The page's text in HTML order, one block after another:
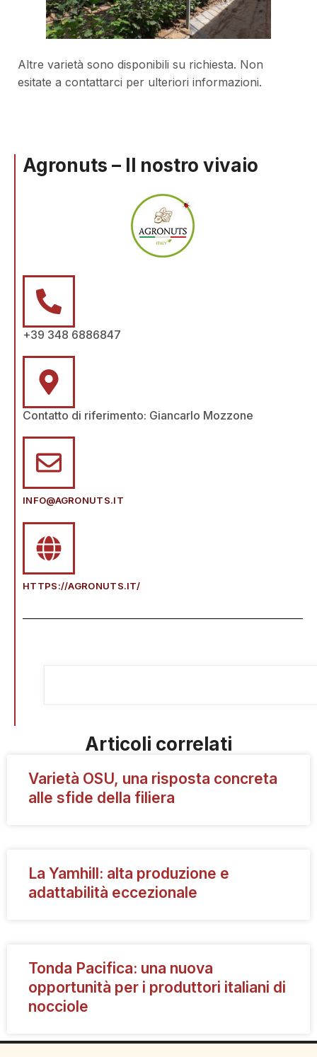
Altre varietà sono disponibili su richiesta. Non
esitate a contattarci per ulteriori informazioni.
Agronuts – Il nostro vivaio
+39 348 6886847
Contatto di riferimento: Giancarlo Mozzone
INFO@AGRONUTS.IT
HTTPS://AGRONUTS.IT/
Articoli correlati
Varietà OSU, una risposta concreta
alle sfide della filiera
La Yamhill: alta produzione e
adattabilità eccezionale
Tonda Pacifica: una nuova
opportunità per i produttori italiani di
nocciole